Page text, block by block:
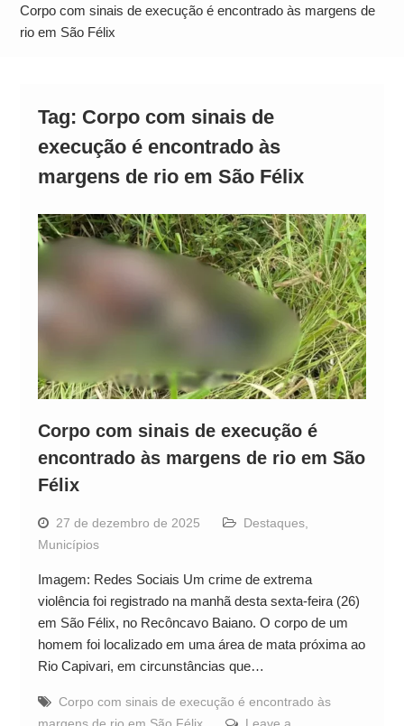
Alto
Corpo com sinais de execução é encontrado às margens de
rio em São Félix
Tag: Corpo com sinais de
execução é encontrado às
margens de rio em São Félix
Corpo com sinais de execução é
encontrado às margens de rio em São
Félix
27 de dezembro de 2025 Destaques,
Municípios
Imagem: Redes Sociais Um crime de extrema
violência foi registrado na manhã desta sexta-feira (26)
em São Félix, no Recôncavo Baiano. O corpo de um
homem foi localizado em uma área de mata próxima ao
Rio Capivari, em circunstâncias que…
Corpo com sinais de execução é encontrado às
margens de rio em São Félix
Leave a